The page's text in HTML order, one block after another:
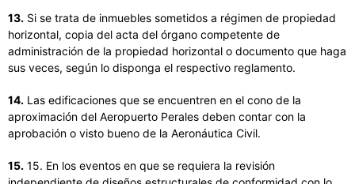
13. Si se trata de inmuebles sometidos a régimen de propiedad
horizontal, copia del acta del órgano competente de
administración de la propiedad horizontal o documento que haga
sus veces, según lo disponga el respectivo reglamento.
14. Las edificaciones que se encuentren en el cono de la
aproximación del Aeropuerto Perales deben contar con la
aprobación o visto bueno de la Aeronáutica Civil.
15. 15. En los eventos en que se requiera la revisión